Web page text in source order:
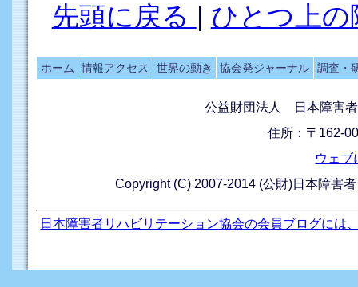
先頭に戻る ひとつ上の
ホーム 情報アクセス 世界の動き 協会発ジャーナル 調査・
公益財団法人 日本障害
住所：〒162-
ウェブ
Copyright (C) 2007-2014 (公財)日本障害
日本障害者リハビリテーション協会の会員ブログには